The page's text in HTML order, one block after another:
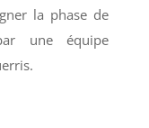
la phase de
une équipe